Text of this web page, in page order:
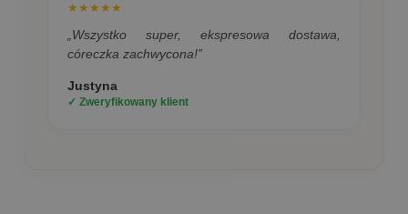
★★★★★
„Wszystko super, ekspresowa dostawa,
córeczka zachwycona!”
Justyna
✓ Zweryfikowany klient